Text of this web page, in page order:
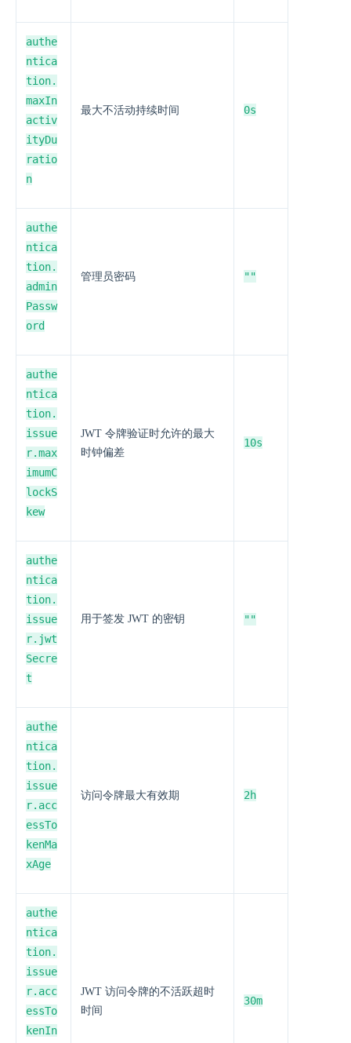
authe
ntica
tion.
maxIn
activ
ityDu
ratio
n
最大不活动持续时间 0s
authe
ntica
tion.
admin
Passw
ord
管理员密码 ""
authe
ntica
tion.
issue
r.max
imumC
lockS
kew
JWT 令牌验证时允许的最大
时钟偏差
10s
authe
ntica
tion.
issue
r.jwt
Secre
t
用于签发 JWT 的密钥 ""
authe
ntica
tion.
issue
r.acc
essTo
kenMa
xAge
访问令牌最大有效期 2h
authe
ntica
tion.
issue
r.acc
essTo
kenIn
JWT 访问令牌的不活跃超时
时间
30m